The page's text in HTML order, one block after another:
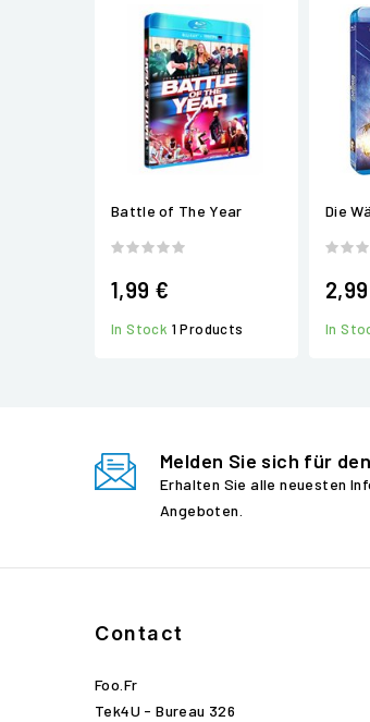
Battle of The Year
1,99 €
In Stock 1 Products
Die
In
Melden Sie sich für
Erhalten Sie alle neuesten
Angeboten.
Contact
Foo.fr
Tek4U - Bureau 326